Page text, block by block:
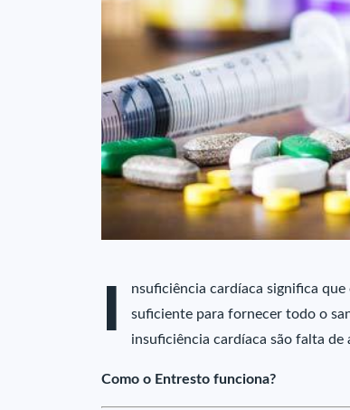
I
nsuficiência cardíaca significa
suficiente para fornecer todo o
insuficiência cardíaca são falta de
Como o Entresto funciona?